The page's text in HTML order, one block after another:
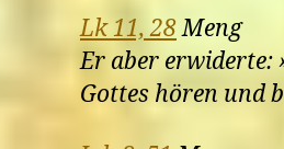
Lk 11, 28 Meng
Er aber erwiderte:
Gottes hören und